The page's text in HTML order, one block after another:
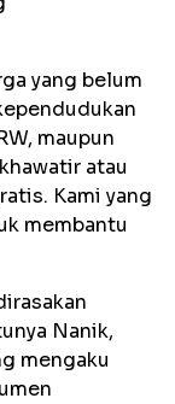
yang belum
maupun
atau
Kami yang
membantu
Nanik,
mengaku